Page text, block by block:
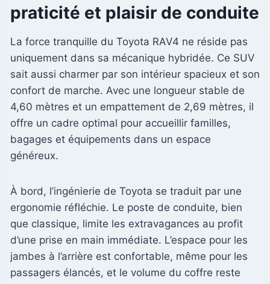
praticité et plaisir de conduite
La force tranquille du Toyota RAV4 ne réside pas
uniquement dans sa mécanique hybridée. Ce SUV
sait aussi charmer par son intérieur spacieux et son
confort de marche. Avec une longueur stable de
4,60 mètres et un empattement de 2,69 mètres, il
offre un cadre optimal pour accueillir familles,
bagages et équipements dans un espace
généreux.
À bord, l’ingénierie de Toyota se traduit par une
ergonomie réfléchie. Le poste de conduite, bien
que classique, limite les extravagances au profit
d’une prise en main immédiate. L’espace pour les
jambes à l’arrière est confortable, même pour les
passagers élancés, et le volume du coffre reste